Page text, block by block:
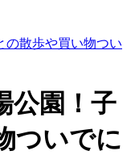
の散歩や買い物つい
公園！子
ついでに